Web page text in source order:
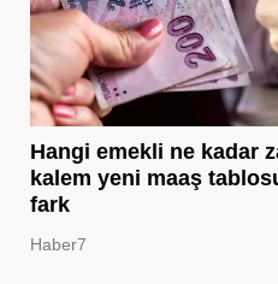
Hangi emekli ne kadar
kalem yeni maaş
fark
Haber7